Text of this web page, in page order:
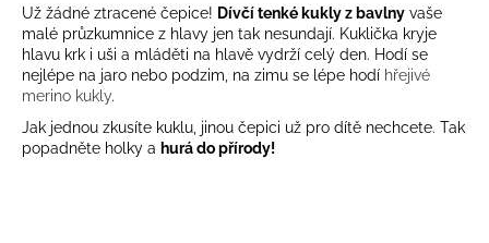
Už žádné ztracené čepice! Dívčí tenké kukly z bavlny vaše
malé průzkumnice z hlavy jen tak nesundají. Kuklička kryje
hlavu krk i uši a mláděti na hlavě vydrží celý den. Hodí se
nejlépe na jaro nebo podzim, na zimu se lépe hodí hřejivé
merino kukly.
Jak jednou zkusíte kuklu, jinou čepici už pro dítě nechcete. Tak
popadněte holky a hurá do přírody!
u
j
e
t
e
n